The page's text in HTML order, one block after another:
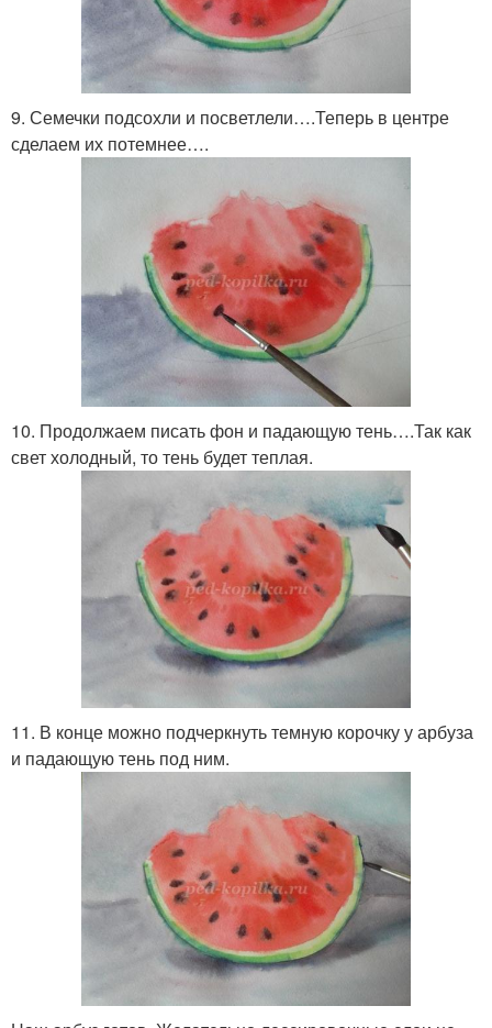
9. Семечки подсохли и посветлели….Теперь в центре
сделаем их потемнее….
10. Продолжаем писать фон и падающую тень….Так как
свет холодный, то тень будет теплая.
11. В конце можно подчеркнуть темную корочку у арбуза
и падающую тень под ним.